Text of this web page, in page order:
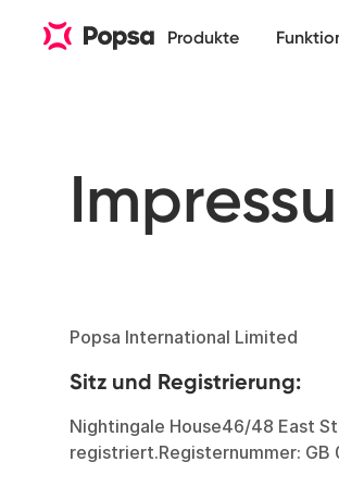
Produkte
Popsa International Limited
Sitz und Registrierung:
Nightingale House46/48 East
registriert.Registernummer: